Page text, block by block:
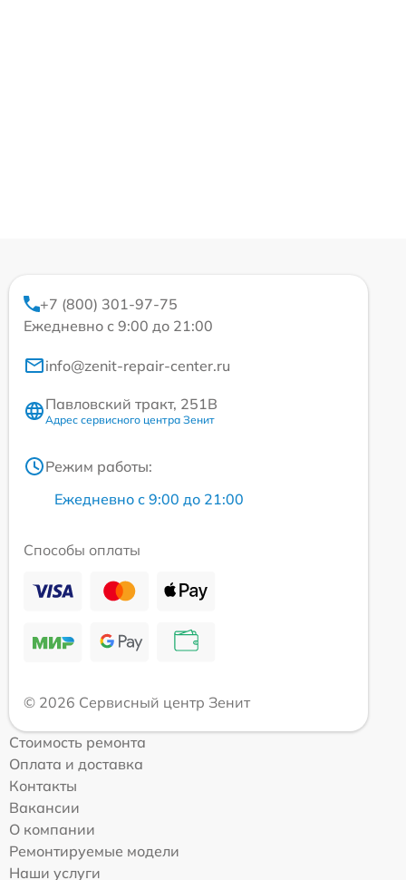
+7 (800) 301-97-75
Ежедневно с 9:00 до 21:00
info@zenit-repair-center.ru
Павловский тракт, 251В
Адрес сервисного центра Зенит
Режим работы:
Ежедневно с 9:00 до 21:00
Способы оплаты
© 2026 Сервисный центр Зенит
Стоимость ремонта
Оплата и доставка
Контакты
Вакансии
О компании
Ремонтируемые модели
Наши услуги